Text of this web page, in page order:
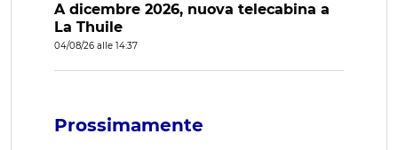
A dicembre 2026, nuova telecabina a
La Thuile
04/08/26 alle 14:37
Prossimamente